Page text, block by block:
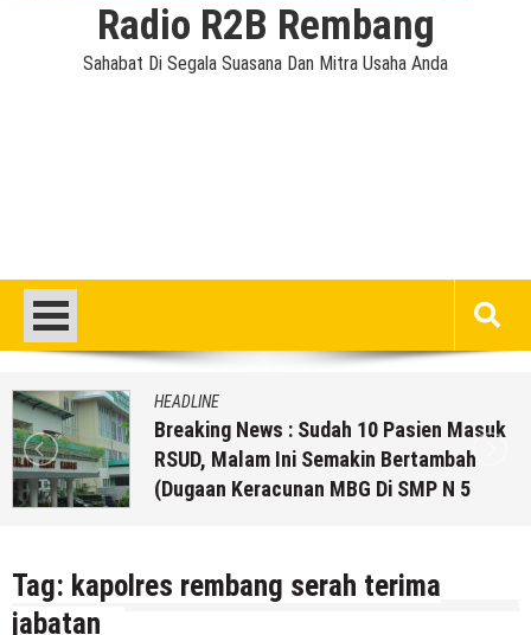
Radio R2B Rembang
Sahabat Di Segala Suasana Dan Mitra Usaha Anda
HEADLINE
Breaking News : Sudah 10 Pasien Masuk
RSUD, Malam Ini Semakin Bertambah
(Dugaan Keracunan MBG Di SMP N 5
Tag: kapolres rembang serah terima
jabatan